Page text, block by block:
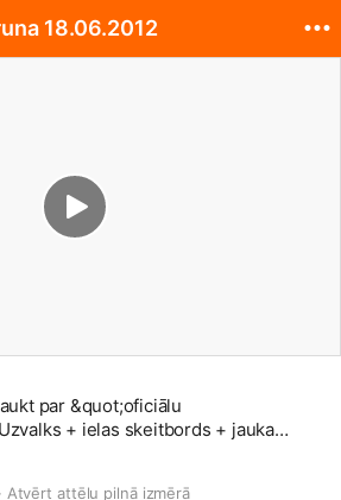
par &quot;oficiālu
+ ielas skeitbords + jauka
· Atvērt attēlu pilnā izmērā
18.06.2012